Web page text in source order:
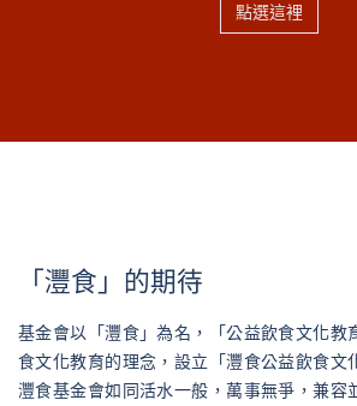
點選這裡
「灃食」的期待
基金會以「灃食」為名，「公益飲食文化教
食文化教育的理念，設立「灃食公益飲食文
灃食基金會如同活水一般，萬事無爭，兼容